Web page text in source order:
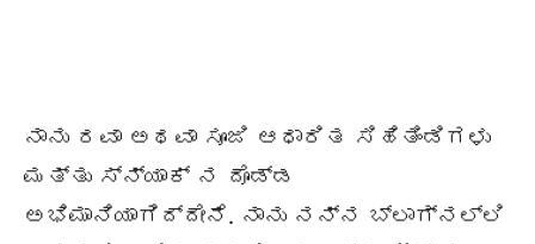
ನಾನು ರವಾ ಅಥವಾ ಸೂಜಿ ಆಧಾರಿತ ಸಿಹಿತಿಂಡಿಗಳು
ಮತ್ತು ಸ್ನ್ಯಾಕ್ ನ ದೊಡ್ಡ
ಅಭಿಮಾನಿಯಾಗಿದ್ದೇನೆ. ನಾನು ನನ್ನ ಬ್ಲಾಗ್ನಲ್ಲಿ